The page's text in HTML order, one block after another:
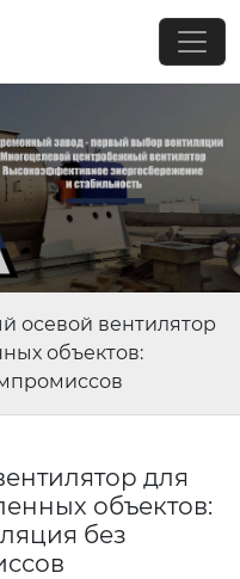
осевой вентилятор
объектов:
для
объектов:
без